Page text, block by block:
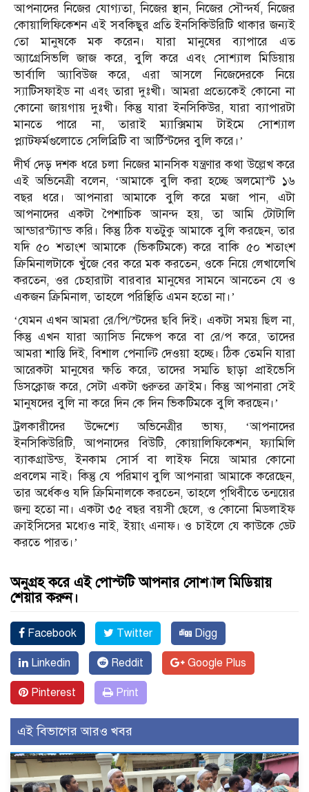
আপনাদের নিজের যোগ্যতা, নিজের স্থান, নিজের সৌন্দর্য, নিজের
কোয়ালিফিকেশন এই সবকিছুর প্রতি ইনসিকিউরিটি থাকার জন্যই
তো মানুষকে মক করেন। যারা মানুষের ব্যাপারে এত
অ্যাগ্রেসিভলি জাজ করে, বুলি করে এবং সোশ্যাল মিডিয়ায়
ভার্বালি অ্যাবিউজ করে, এরা আসলে নিজেদেরকে নিয়ে
স্যাটিসফাইড না এবং তারা দুঃখী। আমরা প্রত্যেকেই কোনো না
কোনো জায়গায় দুঃখী। কিন্তু যারা ইনসিকিউর, যারা ব্যাপারটা
মানতে পারে না, তারাই ম্যাক্সিমাম টাইমে সোশ্যাল
প্ল্যাটফর্মগুলোতে সেলিব্রিটি বা আর্টিস্টদের বুলি করে।’
দীর্ঘ দেড় দশক ধরে চলা নিজের মানসিক যন্ত্রণার কথা উল্লেখ করে
এই অভিনেত্রী বলেন, ‘আমাকে বুলি করা হচ্ছে অলমোস্ট ১৬
বছর ধরে। আপনারা আমাকে বুলি করে মজা পান, এটা
আপনাদের একটা পৈশাচিক আনন্দ হয়, তা আমি টোটালি
আন্ডারস্ট্যান্ড করি। কিন্তু ঠিক যতটুকু আমাকে বুলি করছেন, তার
যদি ৫০ শতাংশ আমাকে (ভিকটিমকে) করে বাকি ৫০ শতাংশ
ক্রিমিনালটাকে খুঁজে বের করে মক করতেন, ওকে নিয়ে লেখালেখি
করতেন, ওর চেহারাটা বারবার মানুষের সামনে আনতেন যে ও
একজন ক্রিমিনাল, তাহলে পরিস্থিতি এমন হতো না।’
‘যেমন এখন আমরা রে/পি/স্টদের ছবি দিই। একটা সময় ছিল না,
কিন্তু এখন যারা অ্যাসিড নিক্ষেপ করে বা রে/প করে, তাদের
আমরা শাস্তি দিই, বিশাল পেনাল্টি দেওয়া হচ্ছে। ঠিক তেমনি যারা
আরেকটা মানুষের ক্ষতি করে, তাদের সম্মতি ছাড়া প্রাইভেসি
ডিসক্লোজ করে, সেটা একটা গুরুতর ক্রাইম। কিন্তু আপনারা সেই
মানুষদের বুলি না করে দিন কে দিন ভিকটিমকে বুলি করছেন।’
ট্রলকারীদের উদ্দেশ্যে অভিনেত্রীর ভাষ্য, ‘আপনাদের
ইনসিকিউরিটি, আপনাদের বিউটি, কোয়ালিফিকেশন, ফ্যামিলি
ব্যাকগ্রাউন্ড, ইনকাম সোর্স বা লাইফ নিয়ে আমার কোনো
প্রবলেম নাই। কিন্তু যে পরিমাণ বুলি আপনারা আমাকে করেছেন,
তার অর্ধেকও যদি ক্রিমিনালকে করতেন, তাহলে পৃথিবীতে তন্ময়ের
জন্ম হতো না। একটা ৩৫ বছর বয়সী ছেলে, ও কোনো মিডলাইফ
ক্রাইসিসের মধ্যেও নাই, ইয়াং এনাফ। ও চাইলে যে কাউকে ডেট
করতে পারত।’
অনুগ্রহ করে এই পোস্টটি আপনার সোশ্যাল মিডিয়ায়
শেয়ার করুন।
Facebook Twitter Digg
Linkedin Reddit Google Plus
Pinterest Print
এই বিভাগের আরও খবর